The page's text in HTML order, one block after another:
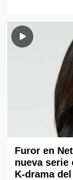
Furor en
nueva serie
K-drama